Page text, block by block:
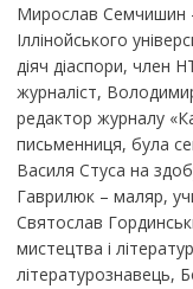
Мирослав Семчишин
Іллінойського
діяч діаспори, член
журналіст,
редактор журналу
письменниця, була
Василя Стуса на
Гаврилюк – маляр,
Святослав
мистецтва і
літературознавець,